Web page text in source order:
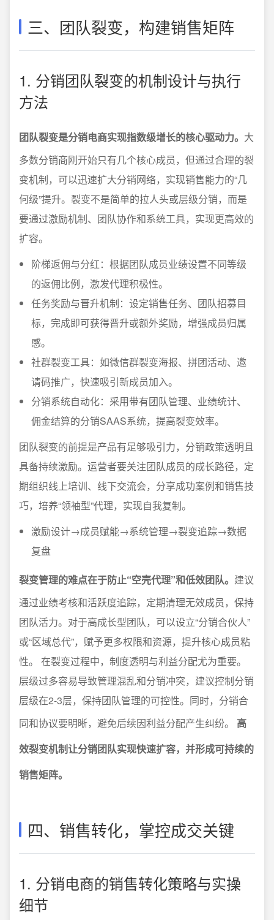
三、团队裂变，构建销售矩阵
1. 分销团队裂变的机制设计与执行
方法
团队裂变是分销电商实现指数级增长的核心驱动力。 大
多数分销商刚开始只有几个核心成员，但通过合理的裂
变机制，可以迅速扩大分销网络，实现销售能力的“几
何级”提升。裂变不是简单的拉人头或层级分销，而是
要通过激励机制、团队协作和系统工具，实现更高效的
扩容。
阶梯返佣与分红：根据团队成员业绩设置不同等级
的返佣比例，激发代理积极性。
任务奖励与晋升机制：设定销售任务、团队招募目
标，完成即可获得晋升或额外奖励，增强成员归属
感。
社群裂变工具：如微信群裂变海报、拼团活动、邀
请码推广，快速吸引新成员加入。
分销系统自动化：采用带有团队管理、业绩统计、
佣金结算的分销SAAS系统，提高裂变效率。
团队裂变的前提是产品有足够吸引力，分销政策透明且
具备持续激励。运营者要关注团队成员的成长路径，定
期组织线上培训、线下交流会，分享成功案例和销售技
巧，培养“领袖型”代理，实现自我复制。
激励设计→成员赋能→系统管理→裂变追踪→数据
复盘
裂变管理的难点在于防止“空壳代理”和低效团队。 建议
通过业绩考核和活跃度追踪，定期清理无效成员，保持
团队活力。对于高成长型团队，可以设立“分销合伙人”
或“区域总代”，赋予更多权限和资源，提升核心成员粘
性。 在裂变过程中，制度透明与利益分配尤为重要。
层级过多容易导致管理混乱和分销冲突，建议控制分销
层级在2-3层，保持团队管理的可控性。同时，分销合
同和协议要明晰，避免后续因利益分配产生纠纷。 高
效裂变机制让分销团队实现快速扩容，并形成可持续的
销售矩阵。
四、销售转化，掌控成交关键
1. 分销电商的销售转化策略与实操
细节